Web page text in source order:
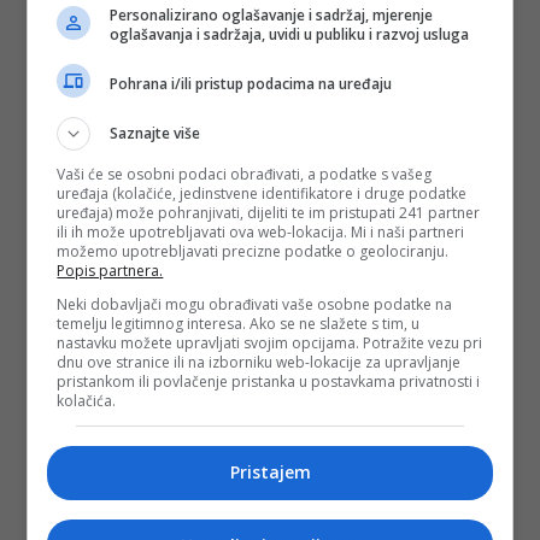
Personalizirano oglašavanje i sadržaj, mjerenje
oglašavanja i sadržaja, uvidi u publiku i razvoj usluga
Pohrana i/ili pristup podacima na uređaju
Saznajte više
Vaši će se osobni podaci obrađivati, a podatke s vašeg
uređaja (kolačiće, jedinstvene identifikatore i druge podatke
uređaja) može pohranjivati, dijeliti te im pristupati 241 partner
ili ih može upotrebljavati ova web-lokacija. Mi i naši partneri
možemo upotrebljavati precizne podatke o geolociranju.
Popis partnera.
Neki dobavljači mogu obrađivati vaše osobne podatke na
temelju legitimnog interesa. Ako se ne slažete s tim, u
nastavku možete upravljati svojim opcijama. Potražite vezu pri
dnu ove stranice ili na izborniku web-lokacije za upravljanje
pristankom ili povlačenje pristanka u postavkama privatnosti i
kolačića.
Pristajem